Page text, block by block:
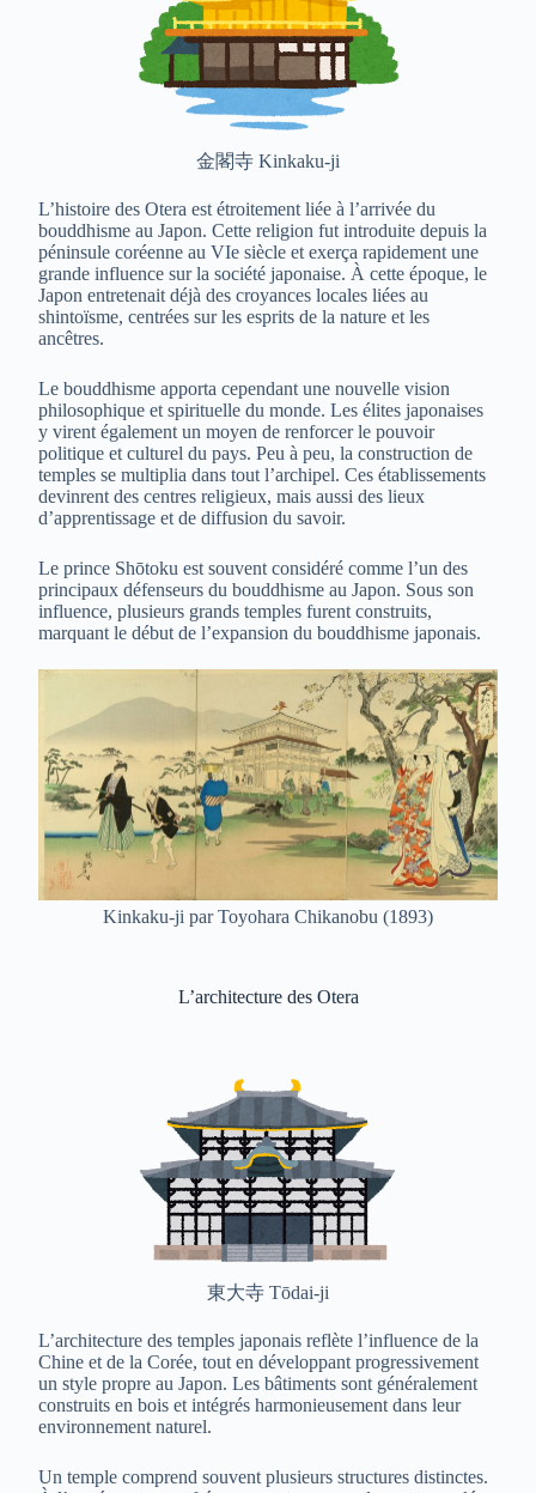
金閣寺 Kinkaku-ji
L’histoire des Otera est étroitement liée à l’arrivée du
bouddhisme au Japon. Cette religion fut introduite depuis la
péninsule coréenne au VIe siècle et exerça rapidement une
grande influence sur la société japonaise. À cette époque, le
Japon entretenait déjà des croyances locales liées au
shintoïsme, centrées sur les esprits de la nature et les
ancêtres.
Le bouddhisme apporta cependant une nouvelle vision
philosophique et spirituelle du monde. Les élites japonaises
y virent également un moyen de renforcer le pouvoir
politique et culturel du pays. Peu à peu, la construction de
temples se multiplia dans tout l’archipel. Ces établissements
devinrent des centres religieux, mais aussi des lieux
d’apprentissage et de diffusion du savoir.
Le prince Shōtoku est souvent considéré comme l’un des
principaux défenseurs du bouddhisme au Japon. Sous son
influence, plusieurs grands temples furent construits,
marquant le début de l’expansion du bouddhisme japonais.
Kinkaku-ji par Toyohara Chikanobu (1893)
L’architecture des Otera
東大寺 Tōdai-ji
L’architecture des temples japonais reflète l’influence de la
Chine et de la Corée, tout en développant progressivement
un style propre au Japon. Les bâtiments sont généralement
construits en bois et intégrés harmonieusement dans leur
environnement naturel.
Un temple comprend souvent plusieurs structures distinctes.